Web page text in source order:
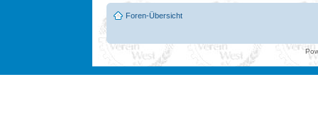
Foren-Übersicht